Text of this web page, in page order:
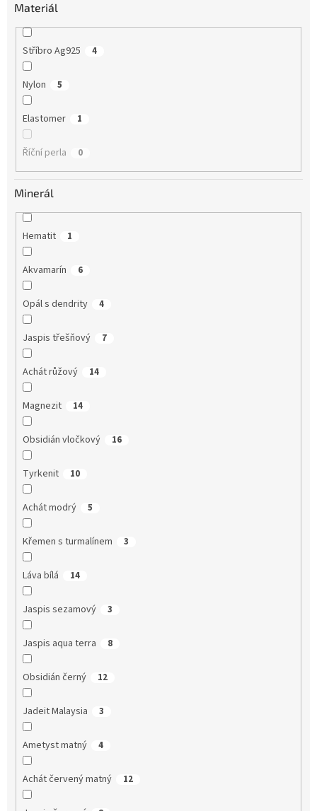
Materiál
Stříbro Ag925 4
Nylon 5
Elastomer 1
Říční perla 0
Minerál
Hematit 1
Akvamarín 6
Opál s dendrity 4
Jaspis třešňový 7
Achát růžový 14
Magnezit 14
Obsidián vločkový 16
Tyrkenit 10
Achát modrý 5
Křemen s turmalínem 3
Láva bílá 14
Jaspis sezamový 3
Jaspis aqua terra 8
Obsidián černý 12
Jadeit Malaysia 3
Ametyst matný 4
Achát červený matný 12